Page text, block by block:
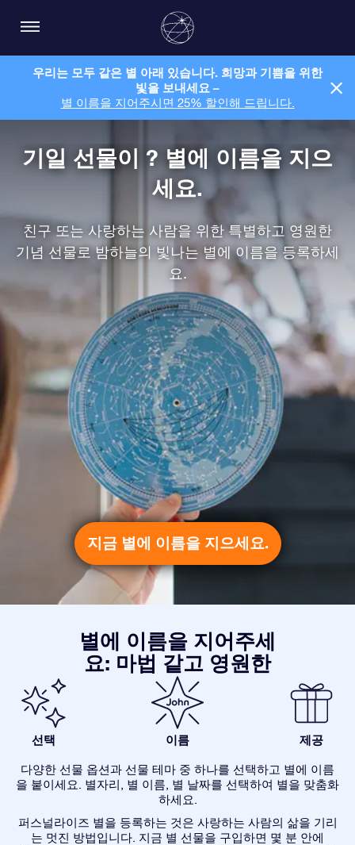
우리는 모두 같은 별 아래 있습니다. 희망과 기쁨을 위한
빛을 보내세요 –
별 이름을 지어주시면 25% 할인해 드립니다.
기일 선물이 ? 별에 이름을 지으
세요.
친구 또는 사랑하는 사람을 위한 특별하고 영원한
기념 선물로 밤하늘의 빛나는 별에 이름을 등록하세
요.
지금 별에 이름을 지으세요.
별에 이름을 지어주세
요: 마법 같고 영원한
선택 이름 제공
다양한 선물 옵션과 선물 테마 중 하나를 선택하고 별에 이름
을 붙이세요. 별자리, 별 이름, 별 날짜를 선택하여 별을 맞춤화
하세요.
퍼스널라이즈 별을 등록하는 것은 사랑하는 사람의 삶을 기리
는 멋진 방법입니다. 지금 별 선물을 구입하면 몇 분 안에